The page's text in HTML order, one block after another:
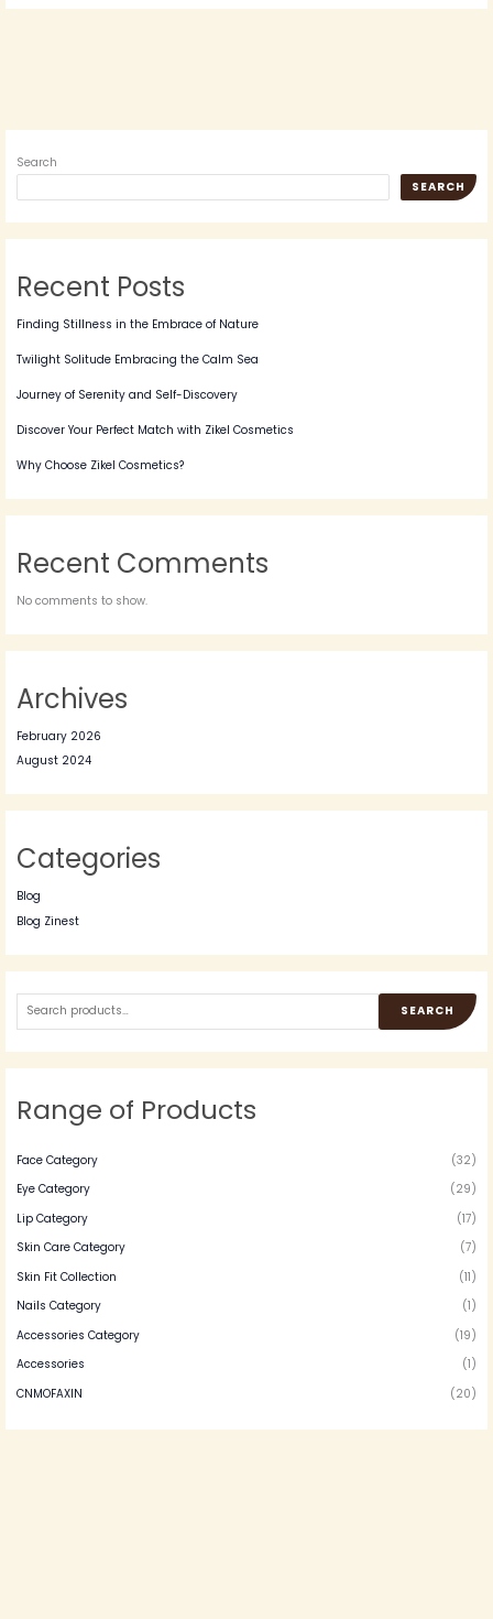
Search
SEARCH
Recent Posts
Finding Stillness in the Embrace of Nature
Twilight Solitude Embracing the Calm Sea
Journey of Serenity and Self-Discovery
Discover Your Perfect Match with Zikel Cosmetics
Why Choose Zikel Cosmetics?
Recent Comments
No comments to show.
Archives
February 2026
August 2024
Categories
Blog
Blog Zinest
SEARCH
Range of Products
Face Category
(32)
Eye Category
(29)
Lip Category
(17)
Skin Care Category
(7)
Skin Fit Collection
(11)
Nails Category
(1)
Accessories Category
(19)
Accessories
(1)
CNMOFAXIN
(20)